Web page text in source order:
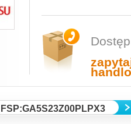
FSP:GA5S23Z00PLPX3